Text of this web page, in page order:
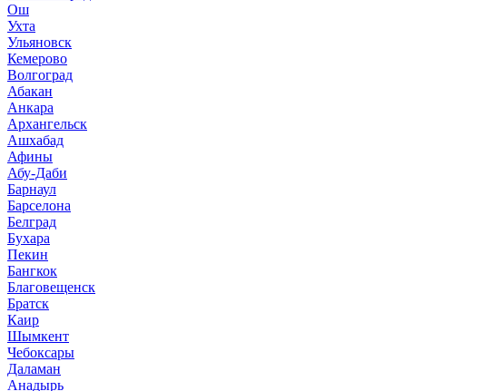
Ош
Ухта
Ульяновск
Кемерово
Волгоград
Абакан
Анкара
Архангельск
Ашхабад
Афины
Абу-Даби
Барнаул
Барселона
Белград
Бухара
Пекин
Бангкок
Благовещенск
Братск
Каир
Шымкент
Чебоксары
Даламан
Анадырь